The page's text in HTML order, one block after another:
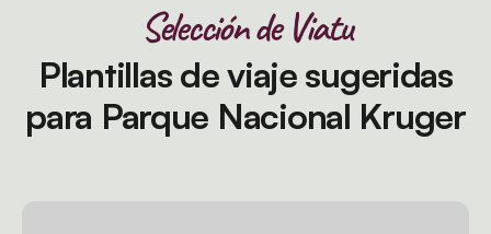
Selección de Viatu
Plantillas de viaje sugeridas
para Parque Nacional Kruger